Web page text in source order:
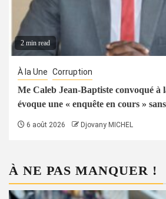
2 min read
À la Une Corruption
Me Caleb Jean-Baptiste convoqué
évoque une « enquête en cours »
6 août 2026 Djovany MICHEL
À NE PAS MANQUER !